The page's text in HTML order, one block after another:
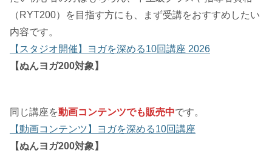
（RYT200）を目指す方にも、まず受講をおすすめしたい
内容です。
【スタジオ開催】ヨガを深める10回講座 2026
【ぬんヨガ200対象】
同じ講座を動画コンテンツでも販売中です。
【動画コンテンツ】ヨガを深める10回講座
【ぬんヨガ200対象】